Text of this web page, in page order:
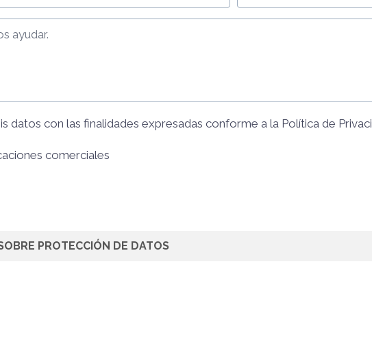
datos con las finalidades expresadas conforme a la Política de
comerciales
PROTECCIÓN DE DATOS